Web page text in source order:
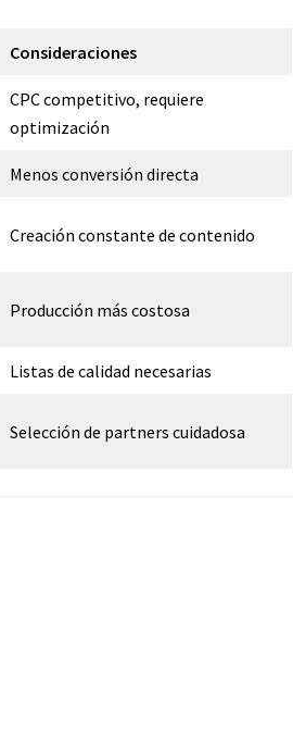
Consideraciones
CPC competitivo, requiere
optimización
Menos conversión directa
Creación constante de contenido
Producción más costosa
Listas de calidad necesarias
Selección de partners cuidadosa